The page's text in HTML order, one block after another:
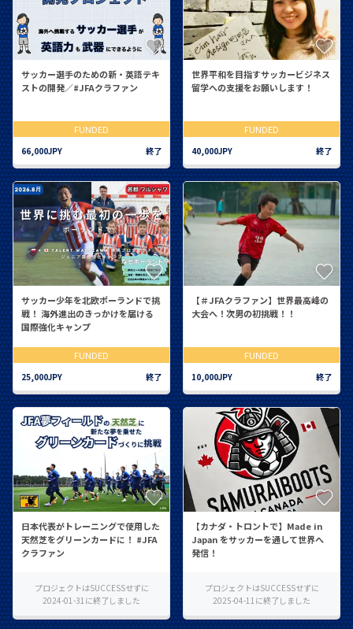
サッカー選手のための新・英語テキ
ストの開発／#JFAクラファン
FUNDED
66,000JPY 終了
世界平和を目指すサッカービジネス
留学への支援をお願いします！
FUNDED
40,000JPY 終了
サッカー少年を北欧ポーランドで挑
戦！ 海外進出のきっかけを届ける
国際強化キャンプ
FUNDED
25,000JPY 終了
【＃JFAクラファン】世界最高峰の
大会へ！次男の初挑戦！！
FUNDED
10,000JPY 終了
日本代表がトレーニングで使用した
天然芝をグリーンカードに！ #JFA
クラファン
プロジェクトはSUCCESSせずに
2024-01-31に終了しました
【カナダ・トロントで】Made in
Japan をサッカーを通して世界へ
発信！
プロジェクトはSUCCESSせずに
2025-04-11に終了しました